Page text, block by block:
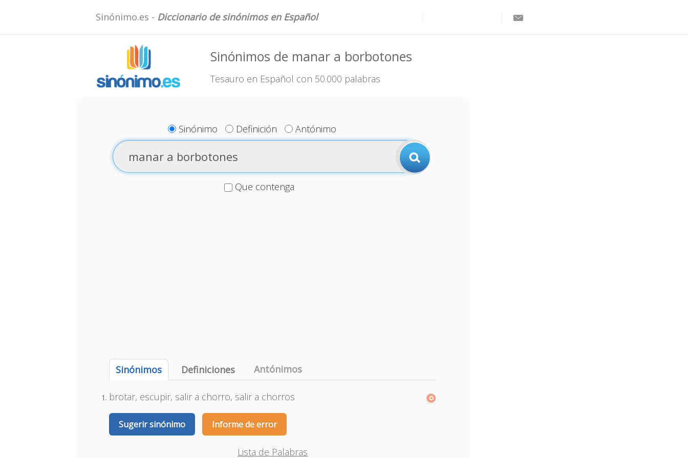
Sinónimo.es - Diccionario de sinónimos en Español
Sinónimos de manar a borbotones
Tesauro en Español con 50.000 palabras
Sinónimo Definición Antónimo
Que contenga
Sinónimos Definiciones Antónimos
brotar, escupir, salir a chorro, salir a chorros
Sugerir sinónimo Informe de error
Lista de Palabras